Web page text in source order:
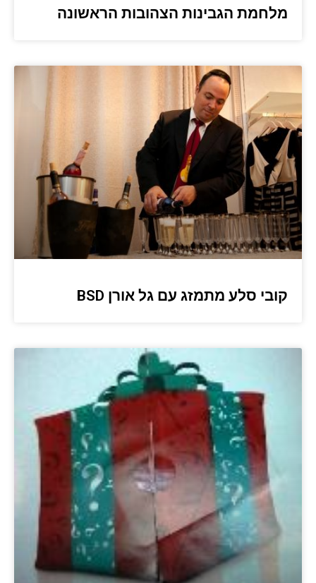
מלחמת הגבינות הצהובות הראשונה
קובי סלע מתמזג עם גל אורן BSD